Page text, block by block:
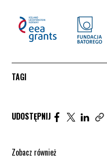
TAGI
UDOSTĘPNIJ Udostępnij
Zobacz również